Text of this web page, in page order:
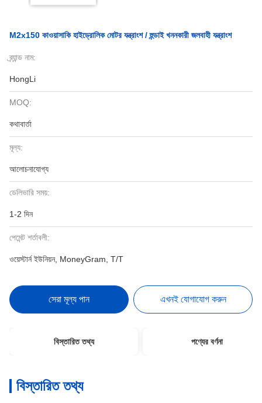
M2x150 কাওয়াসাকি হাইড্রোলিক মোটর যন্ত্রাংশ / হুন্ডাই খননকারী জলবাহী যন্ত্রাংশ
ব্র্যান্ড নাম:
HongLi
MOQ:
কথাবার্তা
মূল্য:
আলোচনাযোগ্য
ডেলিভারি সময়:
1-2 দিন
পেমেন্ট শর্তাবলী:
ওয়েস্টার্ন ইউনিয়ন, MoneyGram, T/T
সেরা মূল্য পান এখনই যোগাযোগ করুন
বিস্তারিত তথ্য পণ্যের বর্ণনা
বিস্তারিত তথ্য